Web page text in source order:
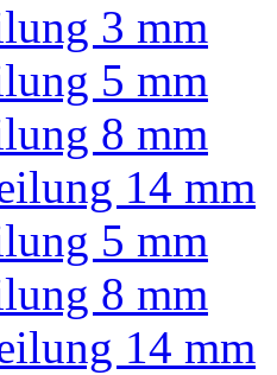
3 mm
5 mm
8 mm
14 mm
5 mm
8 mm
14 mm